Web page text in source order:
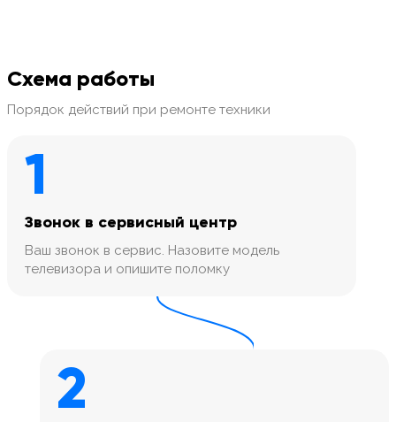
Схема работы
Порядок действий при ремонте техники
1
Звонок в сервисный центр
Ваш звонок в сервис. Назовите модель
телевизора и опишите поломку
2